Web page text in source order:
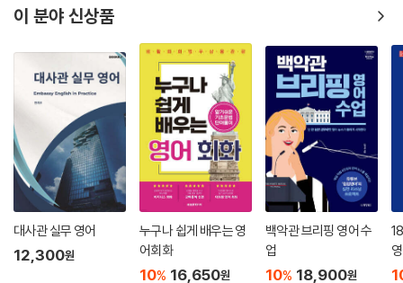
이 분야 신상품
대사관 실무 영어
12,300원
누구나 쉽게 배우는 영
어회화
10% 16,650원
백악관 브리핑 영어 수
업
10% 18,900원